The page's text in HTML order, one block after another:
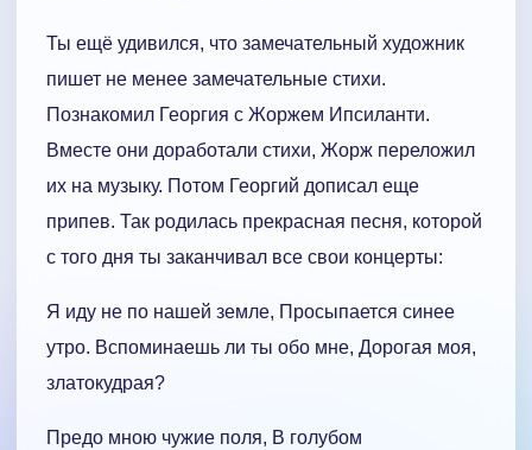
Ты ещё удивился, что замечательный художник
пишет не менее замечательные стихи.
Познакомил Георгия с Жоржем Ипсиланти.
Вместе они доработали стихи, Жорж переложил
их на музыку. Потом Георгий дописал еще
припев. Так родилась прекрасная песня, которой
с того дня ты заканчивал все свои концерты:
Я иду не по нашей земле, Просыпается синее
утро. Вспоминаешь ли ты обо мне, Дорогая моя,
златокудрая?
Предо мною чужие поля, В голубом